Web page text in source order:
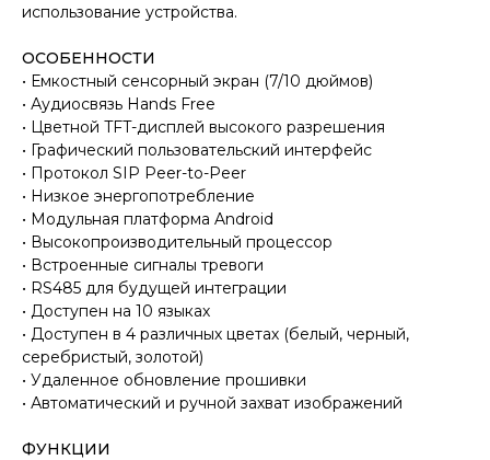
использование устройства.
ОСОБЕННОСТИ
• Емкостный сенсорный экран (7/10 дюймов)
• Аудиосвязь Hands Free
• Цветной TFT-дисплей высокого разрешения
• Графический пользовательский интерфейс
• Протокол SIP Peer-to-Peer
• Низкое энергопотребление
• Модульная платформа Android
• Высокопроизводительный процессор
• Встроенные сигналы тревоги
• RS485 для будущей интеграции
• Доступен на 10 языках
• Доступен в 4 различных цветах (белый, черный,
серебристый, золотой)
• Удаленное обновление прошивки
• Автоматический и ручной захват изображений
ФУНКЦИИ